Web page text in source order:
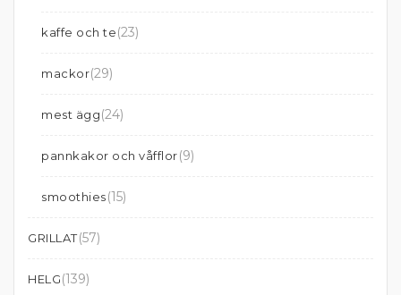
kaffe och te(23)
mackor(29)
mest ägg(24)
pannkakor och våfflor(9)
smoothies(15)
GRILLAT(57)
HELG(139)